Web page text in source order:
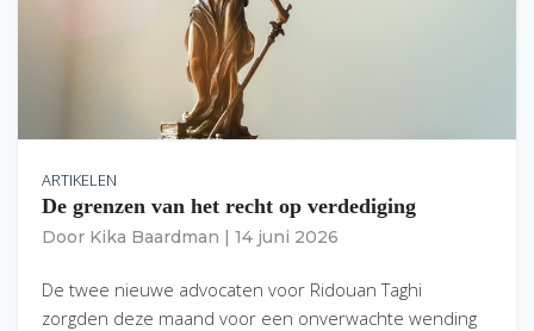
ARTIKELEN
De grenzen van het recht op verdediging
Door Kika Baardman 14 juni 2026
De twee nieuwe advocaten voor Ridouan Taghi
zorgden deze maand voor een onverwachte wending